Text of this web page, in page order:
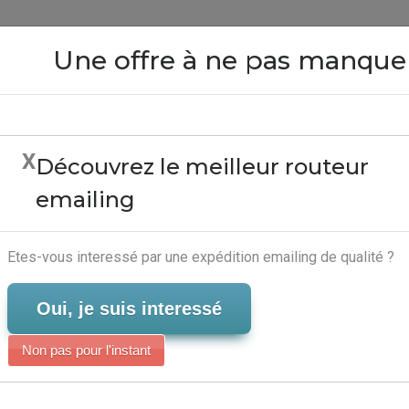
- Editeur
Close
Une offre à ne pas
XDécouvrez le meilleur routeur
emailing
Etes-vous interessé par une expédition emailing de qualité ?
Oui, je suis interessé
Non pas pour l'instant